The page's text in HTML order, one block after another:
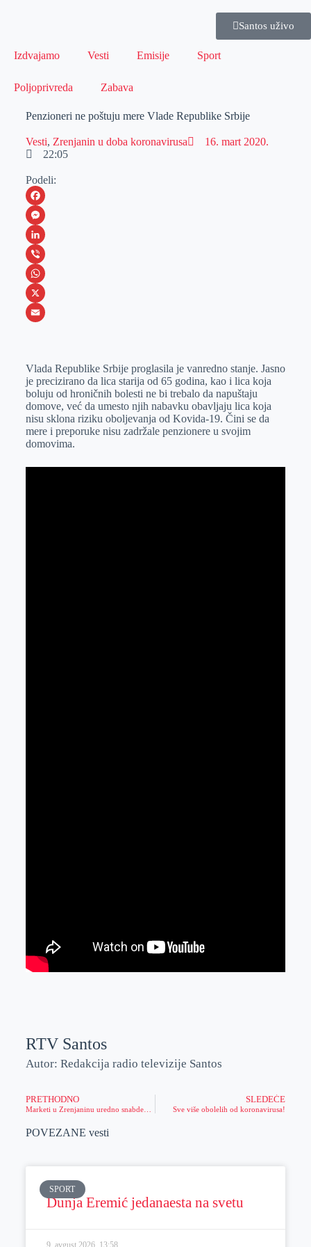
Santos uživo
Izdvajamo Vesti Emisije Sport
Poljoprivreda Zabava
Penzioneri ne poštuju mere Vlade Republike Srbije
Vesti, Zrenjanin u doba koronavirusa
16. mart 2020.
22:05
Podeli:
F
a
c
e
b
o
M
e
s
s
e
e
r
L
i
n
k
I
n
V
i
b
W
h
s
A
p
p
X
a
i
l
Vlada Republike Srbije proglasila je vanredno stanje. Jasno
je precizirano da lica starija od 65 godina, kao i lica koja
boluju od hroničnih bolesti ne bi trebalo da napuštaju
domove, već da umesto njih nabavku obavljaju lica koja
nisu sklona riziku oboljevanja od Kovida-19. Čini se da
mere i preporuke nisu zadržale penzionere u svojim
domovima.
RTV Santos
Autor: Redakcija radio televizije Santos
PRETHODNO
Marketi u Zrenjaninu uredno snabdeveni
SLEDEĆE
Sve više obolelih od koronavirusa!
POVEZANE vesti
SPORT
Dunja Eremić jedanaesta na svetu
9. avgust 2026. 13:58